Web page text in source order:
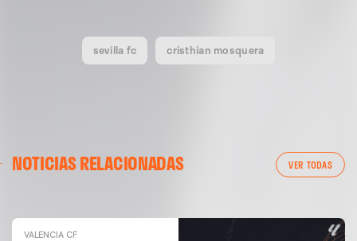
sevilla fc cristhian mosquera
NOTICIAS RELACIONADAS VER TODAS
ENTRENAMIENTO DEL VALENCIA CF 04/03/26
VALENCIA CF